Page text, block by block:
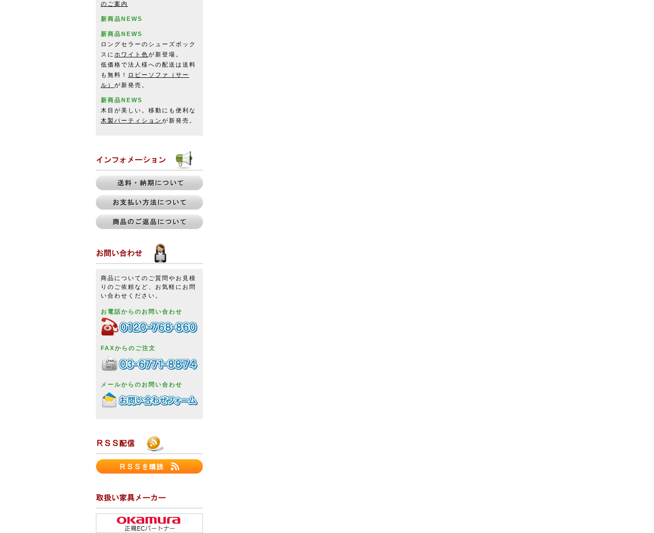
のご案内
新商品NEWS
新商品NEWS
ロングセラーのシューズボック
スに ホワイト色が新登場。
低価格で法人様への配送は送料
も無料！
ロビーソファ（サー
ル） が新発売。
新商品NEWS
木目が美しい。移動にも便利な
木製パーティション が新発売。
商品についてのご質問やお見積
りのご依頼など、お気軽にお問
い合わせください。
お電話からのお問い合わせ
FAXからのご注文
メールからのお問い合わせ